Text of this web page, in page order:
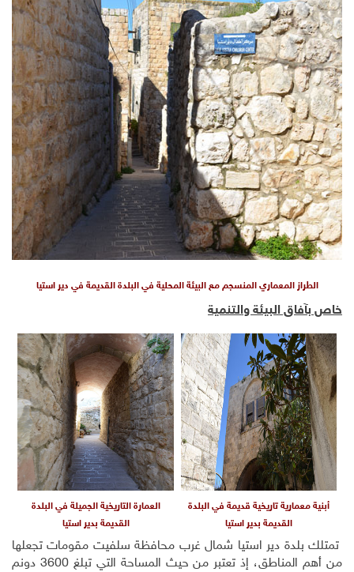
الطراز المعماري المنسجم مع البيئة المحلية في البلدة القديمة في دير استيا
خاص بآفاق البيئة والتنمية
أبنية معمارية تاريخية قديمة في البلدة
القديمة بدير استيا
العمارة التاريخية الجميلة في البلدة
القديمة بدير استيا
تمتلك بلدة دير استيا شمال غرب محافظة سلفيت مقومات تجعلها
من أهم المناطق، إذ تعتبر من حيث المساحة التي تبلغ 3600 دونم